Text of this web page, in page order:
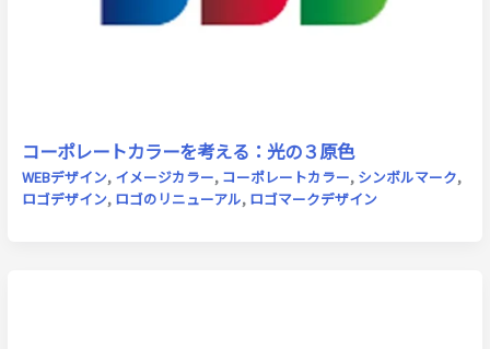
コーポレートカラーを考える：光の３原色
WEBデザイン, イメージカラー, コーポレートカラー, シンボルマーク,
ロゴデザイン, ロゴのリニューアル, ロゴマークデザイン